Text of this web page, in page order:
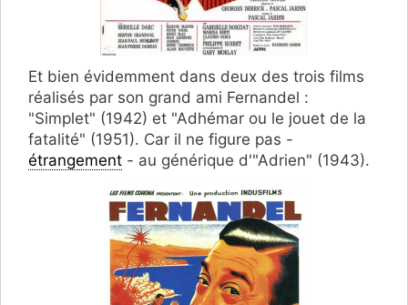
Et bien évidemment dans deux des trois films
réalisés par son grand ami Fernandel :
"Simplet" (1942) et "Adhémar ou le jouet de la
fatalité" (1951). Car il ne figure pas -
étrangement - au générique d'"Adrien" (1943).